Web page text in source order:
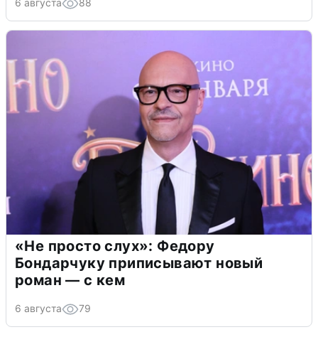
6 августа 88
«Не просто слух»: Федору
Бондарчуку приписывают новый
роман — с кем
6 августа 79